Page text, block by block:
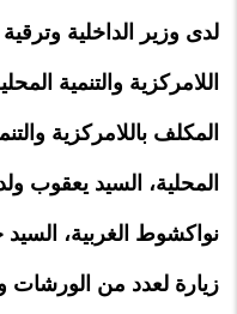
لدى وزير الداخلية وترقية
اللامركزية والتنمية
المكلف باللامركزية
المحلية، السيد يعقوب
نواكشوط الغربية، السيد
زيارة لعدد من الورشات